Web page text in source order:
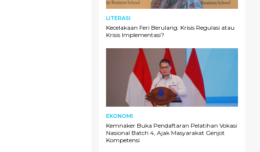
LITERASI
Kecelakaan Feri Berulang: Krisis Regulasi atau
Krisis Implementasi?
EKONOMI
Kemnaker Buka Pendaftaran Pelatihan Vokasi
Nasional Batch 4, Ajak Masyarakat Genjot
Kompetensi